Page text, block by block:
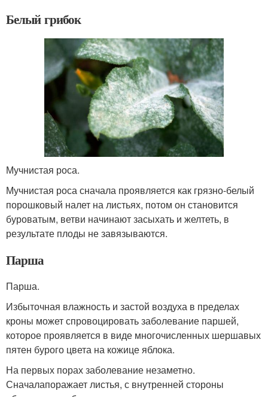
Белый грибок
Мучнистая роса.
Мучнистая роса сначала проявляется как грязно-белый
порошковый налет на листьях, потом он становится
буроватым, ветви начинают засыхать и желтеть, в
результате плоды не завязываются.
Парша
Парша.
Избыточная влажность и застой воздуха в пределах
кроны может спровоцировать заболевание паршей,
которое проявляется в виде многочисленных шершавых
пятен бурого цвета на кожице яблока.
На первых порах заболевание незаметно.
Сначалапоражает листья, с внутренней стороны